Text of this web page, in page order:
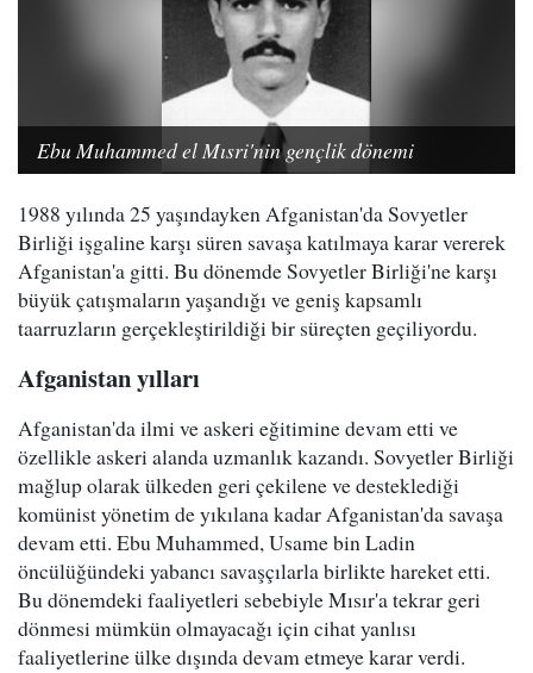
Ebu Muhammed el Mısri'nin gençlik dönemi
1988 yılında 25 yaşındayken Afganistan'da Sovyetler
Birliği işgaline karşı süren savaşa katılmaya karar vererek
Afganistan'a gitti. Bu dönemde Sovyetler Birliği'ne karşı
büyük çatışmaların yaşandığı ve geniş kapsamlı
taarruzların gerçekleştirildiği bir süreçten geçiliyordu.
Afganistan yılları
Afganistan'da ilmi ve askeri eğitimine devam etti ve
özellikle askeri alanda uzmanlık kazandı. Sovyetler Birliği
mağlup olarak ülkeden geri çekilene ve desteklediği
komünist yönetim de yıkılana kadar Afganistan'da savaşa
devam etti. Ebu Muhammed, Usame bin Ladin
öncülüğündeki yabancı savaşçılarla birlikte hareket etti.
Bu dönemdeki faaliyetleri sebebiyle Mısır'a tekrar geri
dönmesi mümkün olmayacağı için cihat yanlısı
faaliyetlerine ülke dışında devam etmeye karar verdi.